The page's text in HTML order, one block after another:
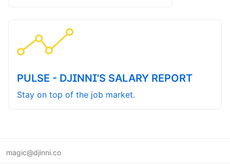
PULSE - DJINNI'S SALARY REPORT
Stay on top of the job market.
magic@djinni.co